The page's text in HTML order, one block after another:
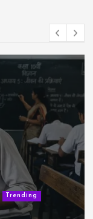
Trending